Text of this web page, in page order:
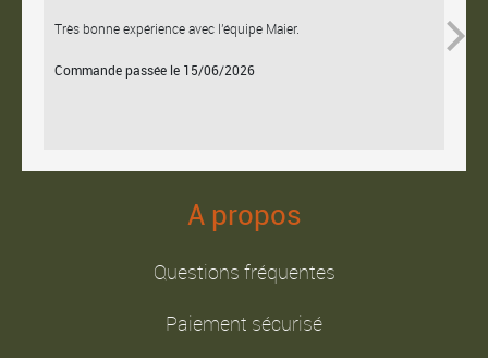
Très bonne expérience avec l'équipe Maier.
Commande passée le 15/06/2026
A propos
Questions fréquentes
Paiement sécurisé